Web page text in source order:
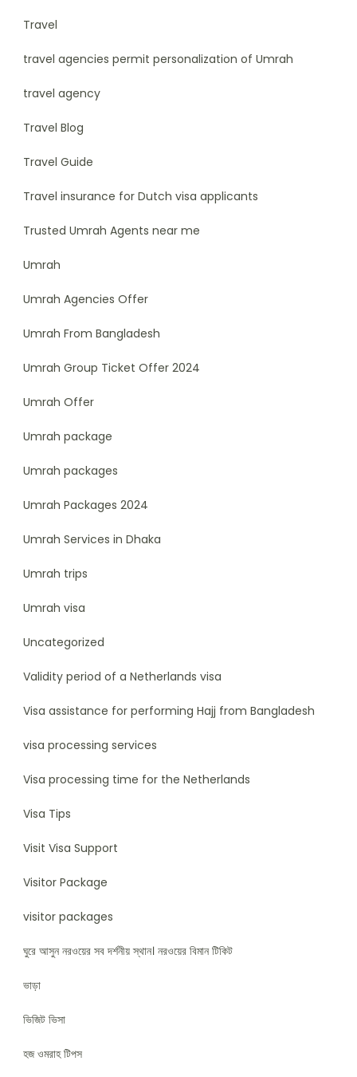
Travel
travel agencies permit personalization of Umrah
travel agency
Travel Blog
Travel Guide
Travel insurance for Dutch visa applicants
Trusted Umrah Agents near me
Umrah
Umrah Agencies Offer
Umrah From Bangladesh
Umrah Group Ticket Offer 2024
Umrah Offer
Umrah package
Umrah packages
Umrah Packages 2024
Umrah Services in Dhaka
Umrah trips
Umrah visa
Uncategorized
Validity period of a Netherlands visa
Visa assistance for performing Hajj from Bangladesh
visa processing services
Visa processing time for the Netherlands
Visa Tips
Visit Visa Support
Visitor Package
visitor packages
ঘুরে আসুন নরওয়ের সব দর্শনীয় স্থান। নরওয়ের বিমান টিকিট
ভাড়া
ভিজিট ভিসা
হজ ওমরাহ টিপস